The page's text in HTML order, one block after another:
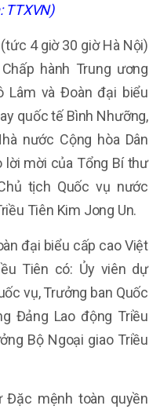
TTXVN)
4 giờ 30 giờ Hà Nội)
hành Trung ương
Lâm và Đoàn đại biểu
quốc tế Bình Nhưỡng,
nước Cộng hòa Dân
lời mời của Tổng Bí thư
tịch Quốc vụ nước
Tiên Kim Jong Un.
đại biểu cấp cao Việt
Tiên có: Ủy viên dự
vụ, Trưởng ban Quốc
Đảng Lao động Triều
Bộ Ngoại giao Triều
mệnh toàn quyền